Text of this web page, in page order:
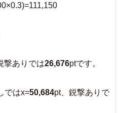
撃ありでは26,676ptです。
ではx=50,684pt、鋭撃ありで